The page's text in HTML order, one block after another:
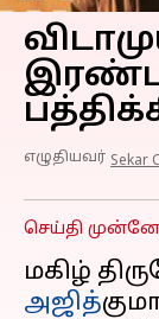
எழுதியவர் Sekar
செய்தி
மகிழ்
அஜித்